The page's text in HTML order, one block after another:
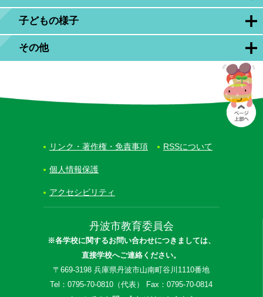
子どもの様子
その他
丹波市教育委員会
※各学校に関するお問い合わせにつきましては、
直接学校へご連絡ください。
〒669-3198 兵庫県丹波市山南町谷川1110番地
Tel：0795-70-0810（代表） Fax：0795-70-0814
リンク・著作権・免責事項 RSSについて
個人情報保護
アクセシビリティ